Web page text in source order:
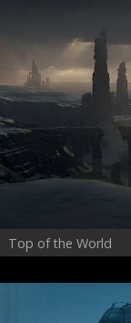
Top of the World